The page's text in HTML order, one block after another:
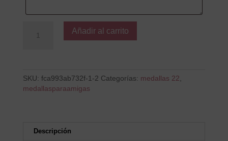
siempre
Añadir al carrito
SKU: fca993ab732f-1-2 Categorías: medallas 22,
medallasparaamigas
Descripción